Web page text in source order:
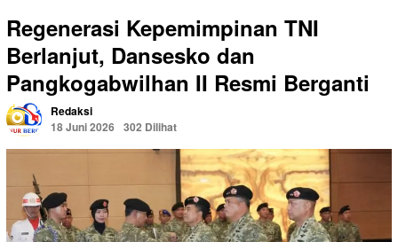
Regenerasi Kepemimpinan TNI
Berlanjut, Dansesko dan
Pangkogabwilhan II Resmi Berganti
Redaksi
18 Juni 2026
302 Dilihat